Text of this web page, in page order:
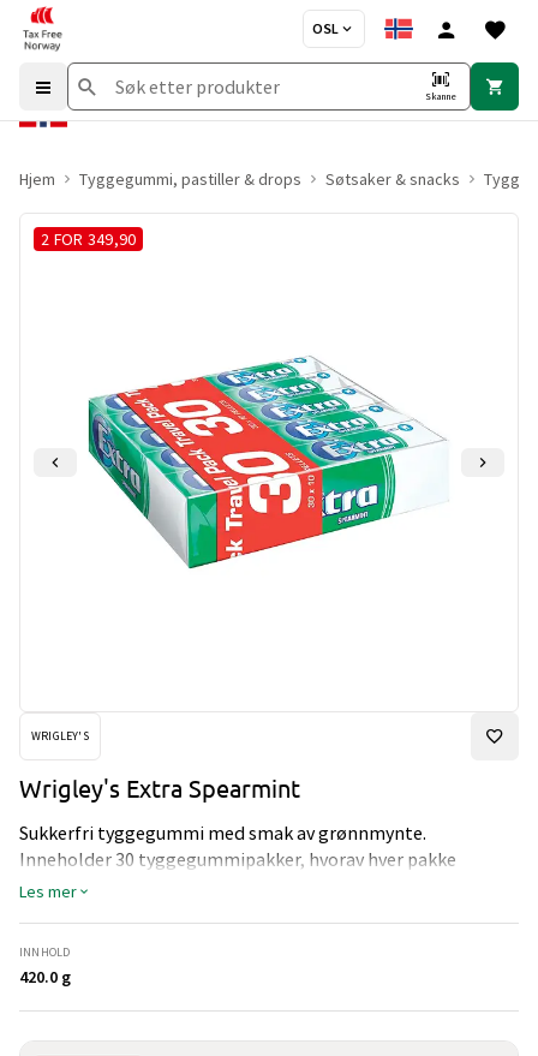
OSL
Skanne
Hjem Tyggegummi, pastiller & drops Søtsaker & snacks
2 FOR 349,90
WRIGLEY'S
Wrigley's Extra Spearmint
Sukkerfri tyggegummi med smak av grønnmynte.
Inneholder 30 tyggegummipakker, hvorav hver pakke
inneholder 10 tyggegummier.
Les mer
INNHOLD
420.0 g